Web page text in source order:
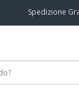
Spedizione